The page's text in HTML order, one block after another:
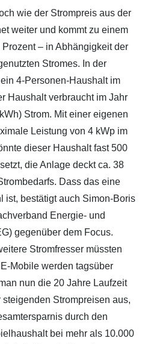
wie der Strompreis aus der
weiter und kommt zu einem
– in Abhängigkeit der
Stromes. In der
4-Personen-Haushalt im
Haushalt verbraucht im Jahr
Strom. Mit einer eigenen
Leistung von 4 kWp im
dieser Haushalt fast 500
die Anlage deckt ca. 38
Dass das eine
ist, bestätigt auch Simon-Boris
Energie- und
gegenüber dem Focus.
Stromfresser müssten
Mobile werden tagsüber
nun die 20 Jahre Laufzeit
Strompreisen aus,
durch den
bei mehr als 10.000